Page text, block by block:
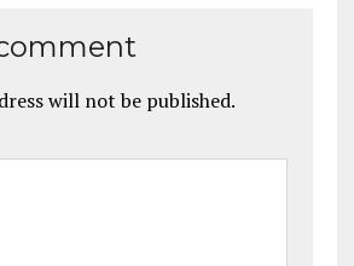
will not be published.